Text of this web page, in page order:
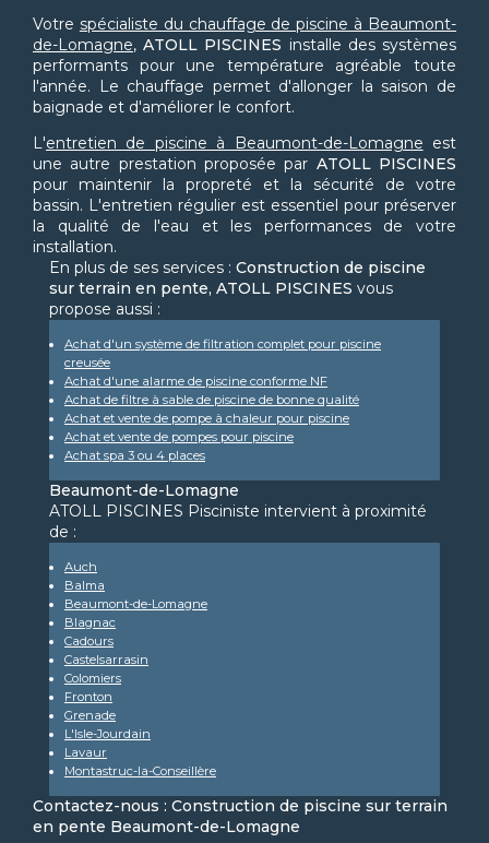
Votre spécialiste du chauffage de piscine à Beaumont-
de-Lomagne,ATOLL PISCINES installe des systèmes
performants pour une température agréable toute
l'année. Le chauffage permet d'allonger la saison de
baignade et d'améliorer le confort.
L'entretien de piscine à Beaumont-de-Lomagne est
une autre prestation proposée par ATOLL PISCINES
pour maintenir la propreté et la sécurité de votre
bassin. L'entretien régulier est essentiel pour préserver
la qualité de l'eau et les performances de votre
installation.
En plus de ses services : Construction de piscine
sur terrain en pente, ATOLL PISCINES vous
propose aussi :
Achat d'un système de filtration complet pour piscine
creusée
Achat d'une alarme de piscine conforme NF
Achat de filtre à sable de piscine de bonne qualité
Achat et vente de pompe à chaleur pour piscine
Achat et vente de pompes pour piscine
Achat spa 3 ou 4 places
Beaumont-de-Lomagne
ATOLL PISCINES Pisciniste intervient à proximité
de :
Auch
Balma
Beaumont-de-Lomagne
Blagnac
Cadours
Castelsarrasin
Colomiers
Fronton
Grenade
L'Isle-Jourdain
Lavaur
Montastruc-la-Conseillère
Contactez-nous : Construction de piscine sur terrain
en pente Beaumont-de-Lomagne